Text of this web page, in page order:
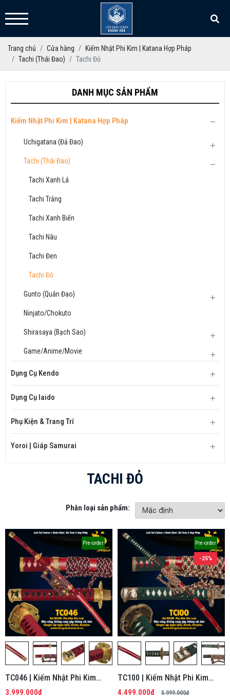
Trang chủ Cửa hàng
Kiếm Nhật Phi Kim | Katana Hợp Pháp
Tachi (Thái Đao)
Tachi Đỏ
DANH MỤC SẢN PHẨM
Kiếm Nhật Phi Kim | Katana Hợp Pháp
Uchigatana (Đả Đao)
Tachi (Thái Đao)
Tachi Xanh Lá
Tachi Trắng
Tachi Xanh Biển
Tachi Nâu
Tachi Đen
Tachi Đỏ
Gunto (Quân Đao)
Ninjato/Chokuto
Shirasaya (Bạch Sao)
Game/Anime/Movie
Dụng Cụ Kendo
Dụng Cụ Iaido
Phụ Kiện & Trang Trí
Yoroi | Giáp Samurai
TACHI ĐỎ
Phân loại sản phẩm:
Pre-order
TC046 | Kiếm Nhật Phi Kim
Tổng Hợp
3.999.000đ
Pre-order
TC100 | Kiếm Nhật Phi Kim
Tổng Hợp
4.499.000đ 5.999.000đ
-25%